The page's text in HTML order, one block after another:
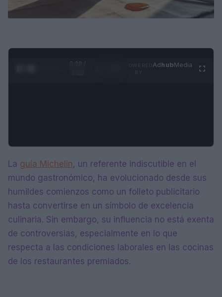
0:29 /
AdhubMedia
La guía Michelin, un referente indiscutible en el
mundo gastronómico, ha evolucionado desde sus
humildes comienzos como un folleto publicitario
hasta convertirse en un símbolo de excelencia
culinaria. Sin embargo, su influencia no está exenta
de controversias, especialmente en lo que
respecta a las condiciones laborales en las cocinas
de los restaurantes premiados.